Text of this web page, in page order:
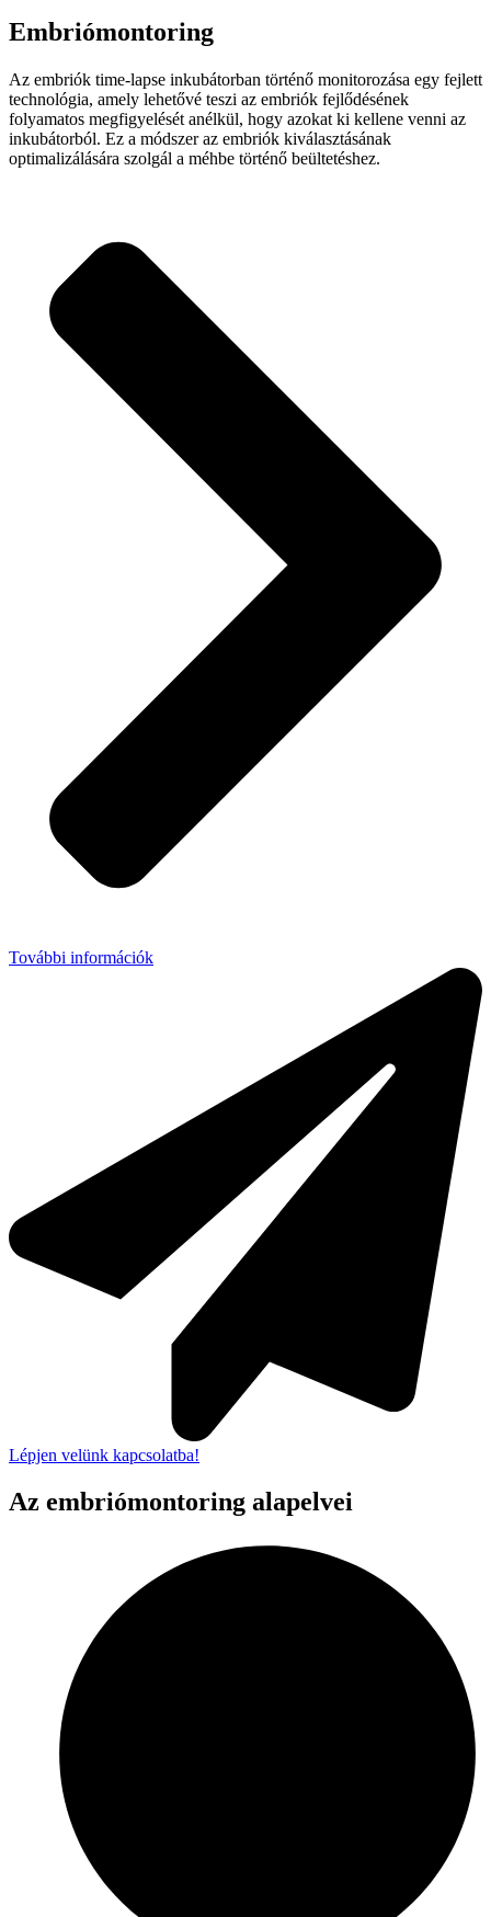
Embriómontoring
Az embriók time-lapse inkubátorban történő monitorozása egy fejlett
technológia, amely lehetővé teszi az embriók fejlődésének
folyamatos megfigyelését anélkül, hogy azokat ki kellene venni az
inkubátorból. Ez a módszer az embriók kiválasztásának
optimalizálására szolgál a méhbe történő beültetéshez.
További információk
Lépjen velünk kapcsolatba!
Az embriómontoring alapelvei